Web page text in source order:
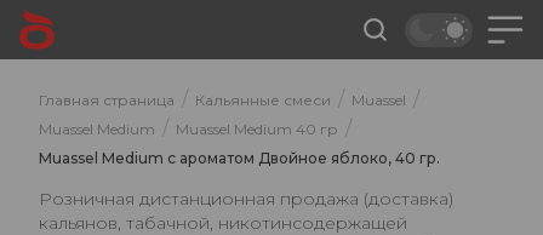
Главная страница / Кальянные смеси / Muassel /
Muassel Medium / Muassel Medium 40 гр /
Muassel Medium с ароматом Двойное яблоко, 40 гр.
Розничная дистанционная продажа (доставка)
кальянов, табачной, никотинсодержащей